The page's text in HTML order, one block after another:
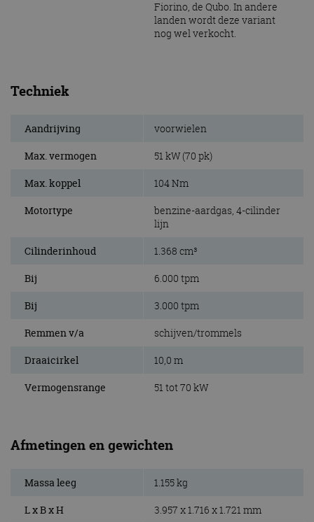
Fiorino, de Qubo. In andere
landen wordt deze variant
nog wel verkocht.
Techniek
Aandrijving voorwielen
Max. vermogen 51 kW (70 pk)
Max. koppel 104 Nm
Motortype
benzine-aardgas, 4-cilinder
lijn
Cilinderinhoud 1.368 cm³
Bij 6.000 tpm
Bij 3.000 tpm
Remmen v/a schijven/trommels
Draaicirkel 10,0 m
Vermogensrange 51 tot 70 kW
Afmetingen en gewichten
Massa leeg 1.155 kg
L x B x H 3.957 x 1.716 x 1.721 mm